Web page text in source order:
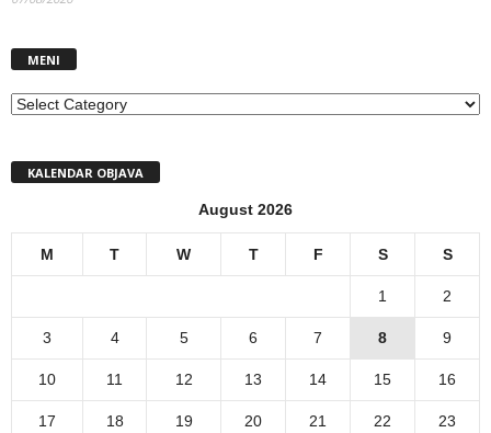
MENI
MENI
KALENDAR OBJAVA
August 2026
M T W T F S S
1 2
3 4 5 6 7 8 9
10 11 12 13 14 15 16
17 18 19 20 21 22 23